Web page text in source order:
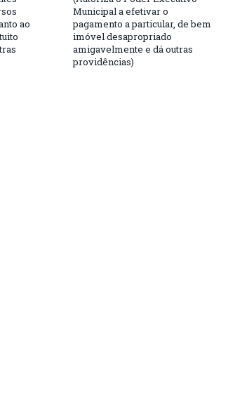
ao
Municipal a efetivar o
pagamento a particular, de bem
imóvel desapropriado
amigavelmente e dá outras
providências)